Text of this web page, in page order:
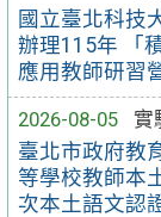
國立臺北科技
辦理115年 「
應用教師研習
2026-08-05
實
臺北市政府教
等學校教師本
次本土語文認